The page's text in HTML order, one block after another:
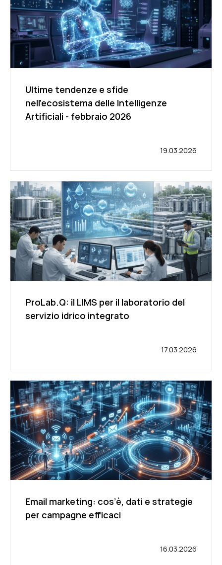
Ultime tendenze e sfide
nell'ecosistema delle Intelligenze
Artificiali - febbraio 2026
19.03.2026
ProLab.Q: il LIMS per il laboratorio del
servizio idrico integrato
17.03.2026
Email marketing: cos’è, dati e strategie
per campagne efficaci
16.03.2026